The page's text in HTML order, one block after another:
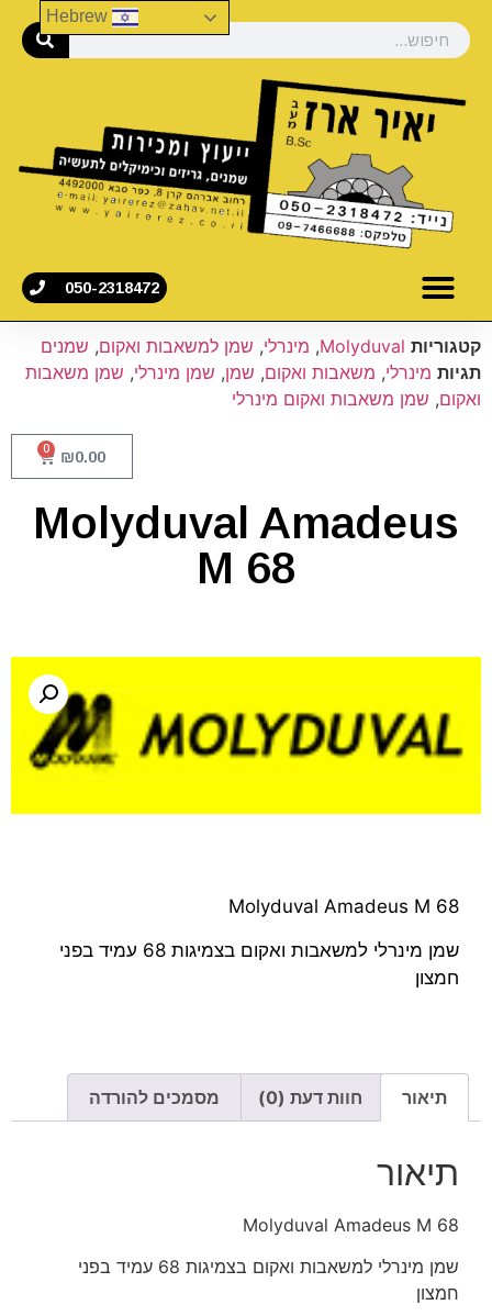
050-2318472
קטגוריות Molyduval
, מינרלי, שמן למשאבות ואקום, שמנים
תגיות מינרלי, משאבות ואקום, שמן, שמן מינרלי, שמן משאבות
ואקום, שמן משאבות ואקום מינרלי
₪0.00
0
Molyduval Amadeus
M 68
Molyduval Amadeus M 68
שמן מינרלי למשאבות ואקום בצמיגות 68 עמיד בפני
חמצון
תיאור חוות דעת (0) מסמכים להורדה
תיאור
Molyduval Amadeus M 68
שמן מינרלי למשאבות ואקום בצמיגות 68 עמיד בפני
חמצון
Hebrew